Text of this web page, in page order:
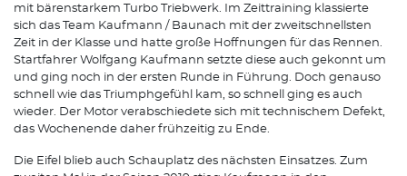
mit bärenstarkem Turbo Triebwerk. Im Zeittraining klassierte
sich das Team Kaufmann / Baunach mit der zweitschnellsten
Zeit in der Klasse und hatte große Hoffnungen für das Rennen.
Startfahrer Wolfgang Kaufmann setzte diese auch gekonnt um
und ging noch in der ersten Runde in Führung. Doch genauso
schnell wie das Triumphgefühl kam, so schnell ging es auch
wieder. Der Motor verabschiedete sich mit technischem Defekt,
das Wochenende daher frühzeitig zu Ende.
Die Eifel blieb auch Schauplatz des nächsten Einsatzes. Zum